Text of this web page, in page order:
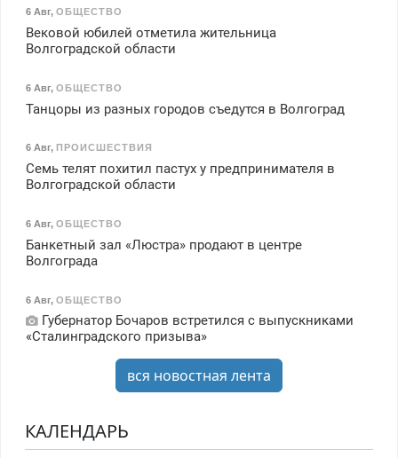
6 Авг, ОБЩЕСТВО
Вековой юбилей отметила жительница
Волгоградской области
6 Авг, ОБЩЕСТВО
Танцоры из разных городов съедутся в Волгоград
6 Авг, ПРОИСШЕСТВИЯ
Семь телят похитил пастух у предпринимателя в
Волгоградской области
6 Авг, ОБЩЕСТВО
Банкетный зал «Люстра» продают в центре
Волгограда
6 Авг, ОБЩЕСТВО
Губернатор Бочаров встретился с выпускниками
«Сталинградского призыва»
вся новостная лента
КАЛЕНДАРЬ